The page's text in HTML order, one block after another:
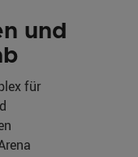
und
für